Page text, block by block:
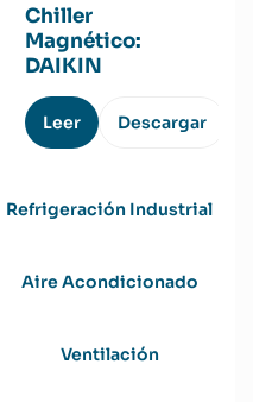
Chiller
Magnético:
DAIKIN
Leer Descargar
Refrigeración Industrial
Aire Acondicionado
Ventilación